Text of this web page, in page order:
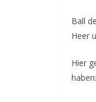
Ball
Heer
Hier
haben: